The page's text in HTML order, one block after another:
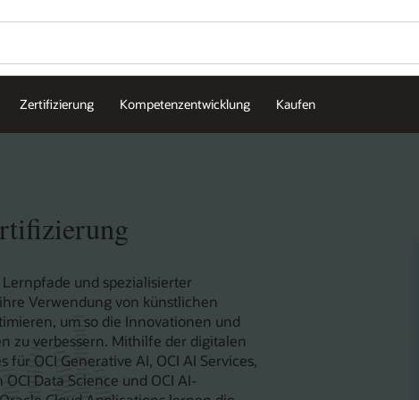
Zertifizierung Kompetenzentwicklung Kaufen
und spezialisierter
Verwendung von künstlichen
um so die Innovationen und
zu verbessern. Mithilfe der digitalen
OCI Generative AI, OCI AI Services,
Data Science und OCI AI-